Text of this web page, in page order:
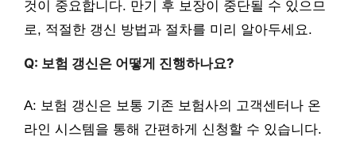
것이 중요합니다. 만기 후 보장이 중단될 수 있으므
로, 적절한 갱신 방법과 절차를 미리 알아두세요.
Q: 보험 갱신은 어떻게 진행하나요?
A: 보험 갱신은 보통 기존 보험사의 고객센터나 온
라인 시스템을 통해 간편하게 신청할 수 있습니다.